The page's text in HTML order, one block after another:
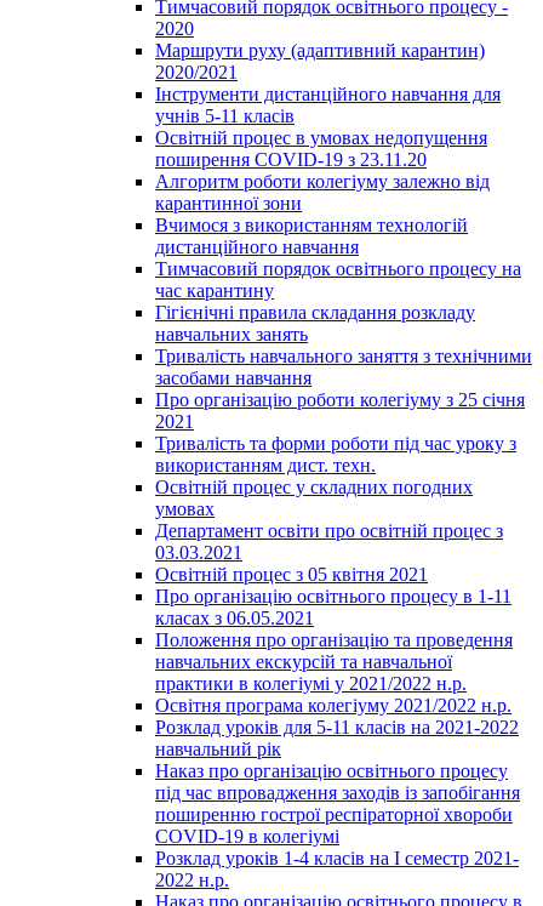
Тимчасовий порядок освітнього процесу -
2020
Маршрути руху (адаптивний карантин)
2020/2021
Інструменти дистанційного навчання для
учнів 5-11 класів
Освітній процес в умовах недопущення
поширення COVID-19 з 23.11.20
Алгоритм роботи колегіуму залежно від
карантинної зони
Вчимося з використанням технологій
дистанційного навчання
Тимчасовий порядок освітнього процесу на
час карантину
Гігієнічні правила складання розкладу
навчальних занять
Тривалість навчального заняття з технічними
засобами навчання
Про організацію роботи колегіуму з 25 січня
2021
Тривалість та форми роботи під час уроку з
використанням дист. техн.
Освітній процес у складних погодних
умовах
Департамент освіти про освітній процес з
03.03.2021
Освітній процес з 05 квітня 2021
Про організацію освітнього процесу в 1-11
класах з 06.05.2021
Положення про організацію та проведення
навчальних екскурсій та навчальної
практики в колегіумі у 2021/2022 н.р.
Освітня програма колегіуму 2021/2022 н.р.
Розклад уроків для 5-11 класів на 2021-2022
навчальний рік
Наказ про організацію освітнього процесу
під час впровадження заходів із запобігання
поширенню гострої респіраторної хвороби
COVID-19 в колегіумі
Розклад уроків 1-4 класів на І семестр 2021-
2022 н.р.